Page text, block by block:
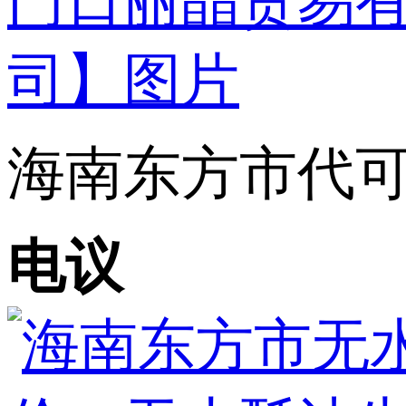
海南东方市代
电议